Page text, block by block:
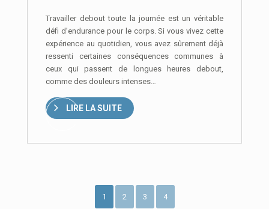
Travailler debout toute la journée est un véritable
défi d’endurance pour le corps. Si vous vivez cette
expérience au quotidien, vous avez sûrement déjà
ressenti certaines conséquences communes à
ceux qui passent de longues heures debout,
comme des douleurs intenses…
LIRE LA SUITE
1 2 3 4